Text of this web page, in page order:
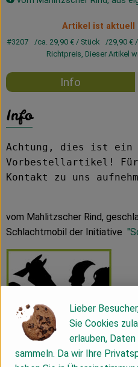
Blog
Artikel ist aktuell
#3207 ca. 29,90 € / Stück 29,90 €
Richtpreis, Dieser Artikel
Info
Info
Achtung, dies ist ein
Vorbestellartikel!
Kontakt zu uns
vom Mahlitzscher Rind,
Schlachtmobil der Initiative
MHD 01.07.2026
Lieber
Sie Cookies
erlauben,
sammeln. Da wir Ihre